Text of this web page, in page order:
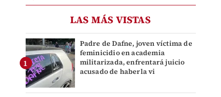
LAS MÁS VISTAS
Padre de Dafne, joven víctima de
feminicidio en academia
militarizada, enfrentará juicio
acusado de haberla vi